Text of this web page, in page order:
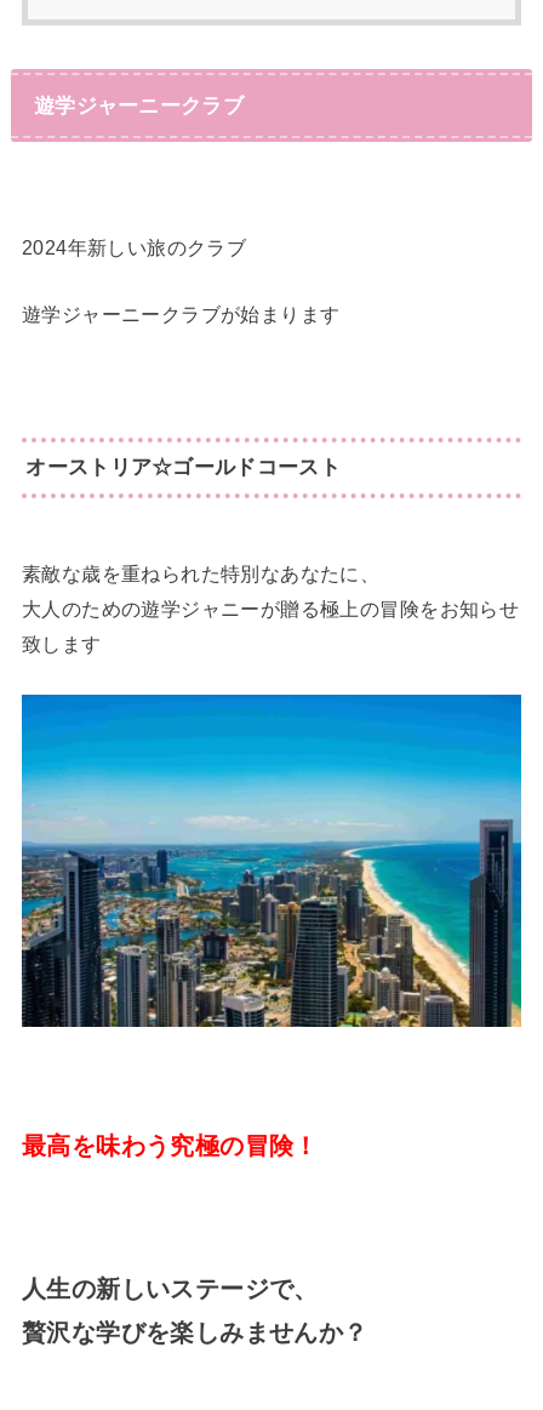
遊学ジャーニークラブ
2024年新しい旅のクラブ
遊学ジャーニークラブが始まります
オーストリア☆ゴールドコースト
素敵な歳を重ねられた特別なあなたに、
大人のための遊学ジャニーが贈る極上の冒険をお知らせ
致します
最高を味わう究極の冒険！
人生の新しいステージで、
贅沢な学びを楽しみませんか？